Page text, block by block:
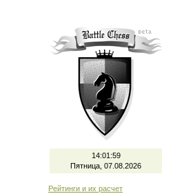
14:02:00
Пятница, 07.08.2026
Рейтинги и их расчет